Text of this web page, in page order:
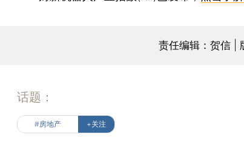
责任编辑：贺信 |
话题：
#房地产 +关注